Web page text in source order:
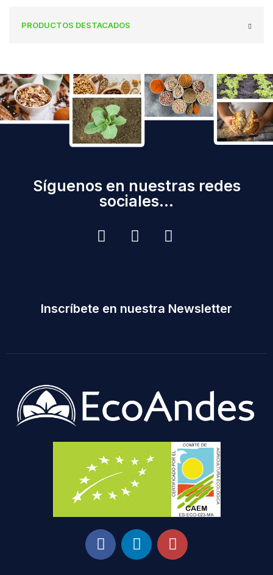
PRODUCTOS DESTACADOS
Síguenos en nuestras redes
sociales...
Inscríbete en nuestra Newsletter